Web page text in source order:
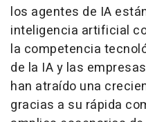
los agentes de IA
inteligencia artificial
la competencia
de la IA y las
han atraído una
gracias a su rápida